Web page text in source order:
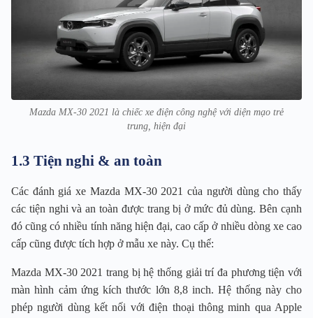
Mazda MX-30 2021 là chiếc xe điện công nghệ với diện mạo trẻ
trung, hiện đại
1.3 Tiện nghi & an toàn
Các đánh giá xe Mazda MX-30 2021 của người dùng cho thấy
các tiện nghi và an toàn được trang bị ở mức đủ dùng. Bên cạnh
đó cũng có nhiều tính năng hiện đại, cao cấp ở nhiều dòng xe cao
cấp cũng được tích hợp ở mẫu xe này. Cụ thể:
Mazda MX-30 2021 trang bị hệ thống giải trí đa phương tiện với
màn hình cảm ứng kích thước lớn 8,8 inch. Hệ thống này cho
phép người dùng kết nối với điện thoại thông minh qua Apple